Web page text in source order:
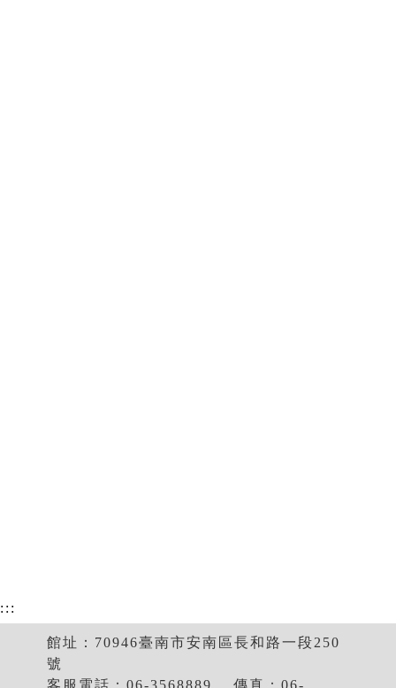
:::
館址：70946臺南市安南區長和路一段250
號